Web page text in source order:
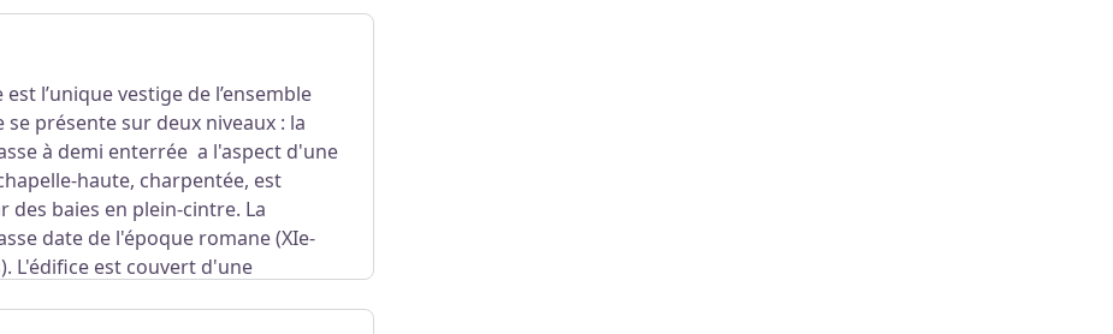
est l’unique vestige de l’ensemble
se présente sur deux niveaux : la
à demi enterrée a l'aspect d'une
haute, charpentée, est
des baies en plein-cintre. La
date de l'époque romane (XIe-
L'édifice est couvert d'une